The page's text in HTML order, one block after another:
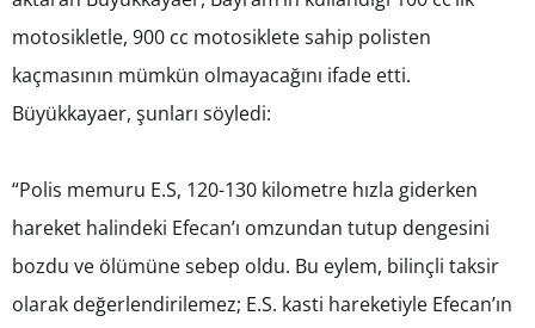
motosikletle, 900 cc motosiklete sahip polisten
kaçmasının mümkün olmayacağını ifade etti.
Büyükkayaer, şunları söyledi:
“Polis memuru E.S, 120-130 kilometre hızla giderken
hareket halindeki Efecan’ı omzundan tutup dengesini
bozdu ve ölümüne sebep oldu. Bu eylem, bilinçli taksir
olarak değerlendirilemez; E.S. kasti hareketiyle Efecan’ın